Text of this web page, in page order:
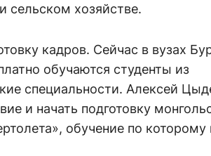
сельском хозяйстве.
кадров. Сейчас в вузах
обучаются студенты из
специальности. Алексей
и начать подготовку
обучение по которому